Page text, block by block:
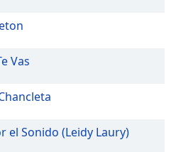
Vas
el Sonido (Leidy Laury)